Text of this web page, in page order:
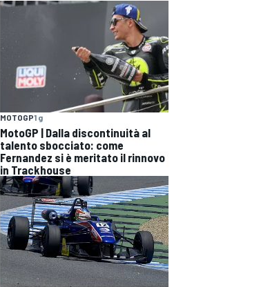
MOTOGP1 g
MotoGP | Dalla discontinuità al
talento sbocciato: come
Fernandez si è meritato il rinnovo
in Trackhouse